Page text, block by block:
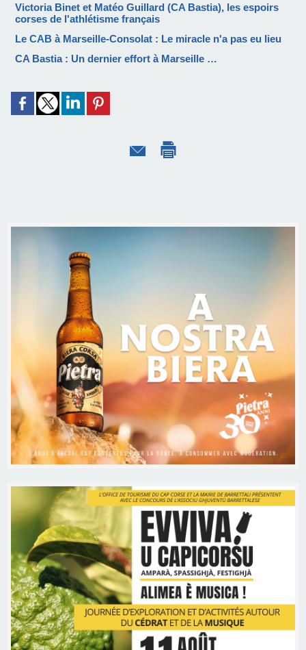
Victoria Binet et Matéo Guillard (CA Bastia), les espoirs
corses de l'athlétisme français
Le CAB à Marseille-Consolat : Le miracle n'a pas eu lieu
CA Bastia : Un dernier effort à Marseille …